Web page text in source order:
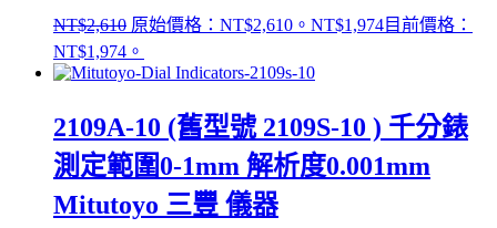
NT$2,610 原始價格：NT$2,610。 NT$1,974目前價格：
NT$1,974。
2109A-10 (舊型號 2109S-10 ) 千分錶
測定範圍0-1mm 解析度0.001mm
Mitutoyo 三豐 儀器